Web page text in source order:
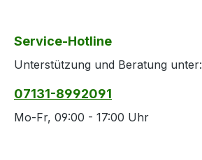
Service-Hotline
Unterstützung und Beratung unter:
07131-8992091
Mo-Fr, 09:00 - 17:00 Uhr